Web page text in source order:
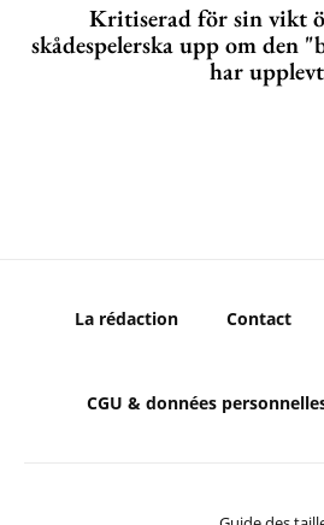
Kritiserad för sin vikt
skådespelerska upp om den
har
La rédaction Contact
CGU & données